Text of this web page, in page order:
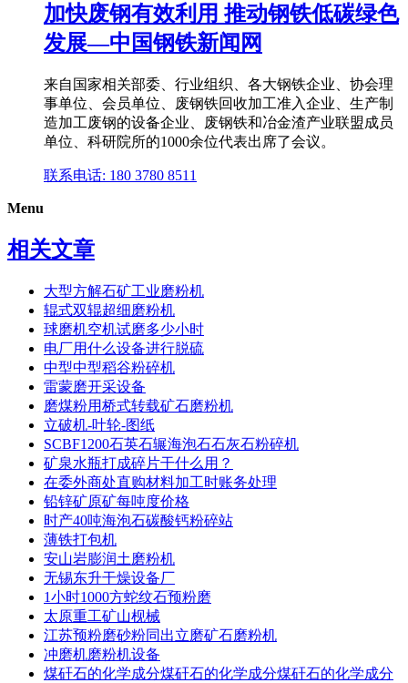
加快废钢有效利用 推动钢铁低碳绿色
发展—中国钢铁新闻网
来自国家相关部委、行业组织、各大钢铁企业、协会理
事单位、会员单位、废钢铁回收加工准入企业、生产制
造加工废钢的设备企业、废钢铁和冶金渣产业联盟成员
单位、科研院所的1000余位代表出席了会议。
联系电话: 180 3780 8511
Menu
相关文章
大型方解石矿工业磨粉机
辊式双辊超细磨粉机
球磨机空机试磨多少小时
电厂用什么设备进行脱硫
中型中型稻谷粉碎机
雷蒙磨开采设备
磨煤粉用桥式转载矿石磨粉机
立破机-叶轮-图纸
SCBF1200石英石辗海泡石石灰石粉碎机
矿泉水瓶打成碎片干什么用？
在委外商处直购材料加工时账务处理
铅锌矿原矿每吨度价格
时产40吨海泡石碳酸钙粉碎站
薄铁打包机
安山岩膨润土磨粉机
无锡东升干燥设备厂
1小时1000方蛇纹石预粉磨
太原重工矿山枧械
江苏预粉磨砂粉同出立磨矿石磨粉机
冲磨机磨粉机设备
煤矸石的化学成分煤矸石的化学成分煤矸石的化学成分